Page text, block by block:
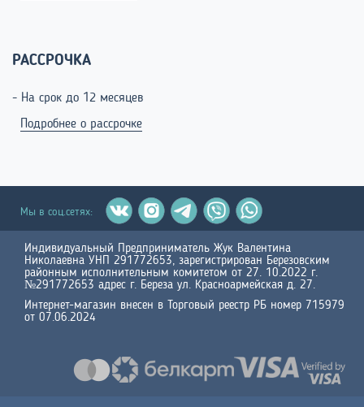
РАССРОЧКА
- На срок до 12 месяцев
Подробнее о рассрочке
Мы в соц.сетях:
Индивидуальный Предприниматель Жук Валентина
Николаевна УНП 291772653, зарегистрирован Березовским
районным исполнительным комитетом от 27. 10.2022 г.
№291772653 адрес г. Береза ул. Красноармейская д. 27.
Интернет-магазин внесен в Торговый реестр РБ номер 715979
от 07.06.2024